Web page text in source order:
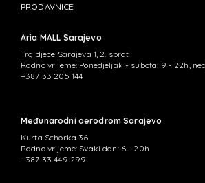
PRODAVNICE
Aria MALL Sarajevo
Trg djece Sarajeva 1, 2. sprat
Radno vrijeme: Ponedjeljak - subota: 9 - 22h,
+387 33 205 144
Međunarodni aerodrom Sarajevo
Kurta Schorka 36
Radno vrijeme: Svaki dan: 6 - 20h
+387 33 449 299